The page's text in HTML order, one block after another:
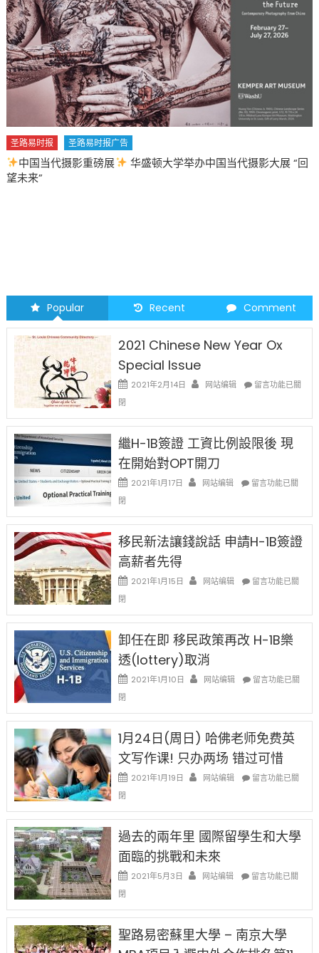
的
国
际
新
生〉
中
圣路易时报 圣路易时报广告
中国当代摄影重磅展
华盛顿大学举办中国当代摄影大展 “回
望未来”
Popular Recent Comment
2021 Chinese New Year Ox
Special Issue
2021年2月14日 网站编辑
在
New
Year
Ox
中
留言功能已關
閉
繼H-1B簽證 工資比例設限後 現
在開始對OPT開刀
2021年1月17日 网站编辑
在
1B
證
比
設
後
開
OPT
開
刀〉
中
留言功能已關
閉
移民新法讓錢說話 申請H-1B簽證
高薪者先得
2021年1月15日 网站编辑
在
新
讓
話
請
1B
簽
證
高
先
得〉
留言功能已關
閉
卸任在即 移民政策再改 H-1B樂
透(lottery)取消
2021年1月10日 网站编辑
在
在
即
移
民
策
改
1B
(lottery)
中
留言功能已關
閉
1月24日(周日) 哈佛老师免费英
文写作课! 只办两场 错过可惜
2021年1月19日 网站编辑
在
24
日
(周
佛
师
费
英
留言功能已關
閉
過去的兩年里 國際留學生和大學
面臨的挑戰和未來
2021年5月3日 网站编辑
在
的
兩
年
留言功能已關
閉
聖路易密蘇里大學 – 南京大學